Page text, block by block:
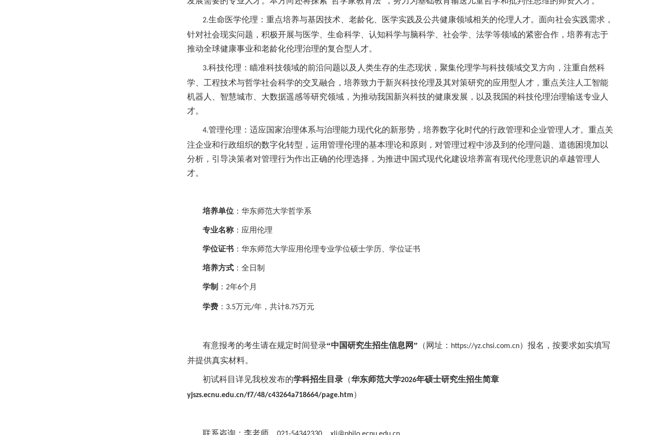
2.生命医学伦理：重点培养与基因技术、老龄化、医学实践及公共健康领域相关的伦理人才。面向社会实践需求，
针对社会现实问题，积极开展与医学、生命科学、认知科学与脑科学、社会学、法学等领域的紧密合作，培养有志于
推动全球健康事业和老龄化伦理治理的复合型人才。
3.科技伦理：瞄准科技领域的前沿问题以及人类生存的生态现状，聚集伦理学与科技领域交叉方向，注重自然科
学、工程技术与哲学社会科学的交叉融合，培养致力于新兴科技伦理及其对策研究的应用型人才，重点关注人工智能
机器人、智慧城市、大数据遥感等研究领域，为推动我国新兴科技的健康发展，以及我国的科技伦理治理输送专业人
才。
4.管理伦理：适应国家治理体系与治理能力现代化的新形势，培养数字化时代的行政管理和企业管理人才。重点关
注企业和行政组织的数字化转型，运用管理伦理的基本理论和原则，对管理过程中涉及到的伦理问题、道德困境加以
分析，引导决策者对管理行为作出正确的伦理选择，为推进中国式现代化建设培养富有现代伦理意识的卓越管理人
才。
培养单位：华东师范大学哲学系
专业名称：应用伦理
学位证书：华东师范大学应用伦理专业学位硕士学历、学位证书
培养方式：全日制
学制 ： 2年6个月
学费： 3.5万元/年，共计8.75万元
有意报考的考生请在规定时间登录“中国研究生招生信息网” （网址： https://yz.chsi.com.cn）报名，按要求如实填写
并提供真实材料。
初试科目详见我校发布的学科招生目录（华东师范大学2026年硕士研究生招生简章
yjszs.ecnu.edu.cn/f7/48/c43264a718664/page.htm）